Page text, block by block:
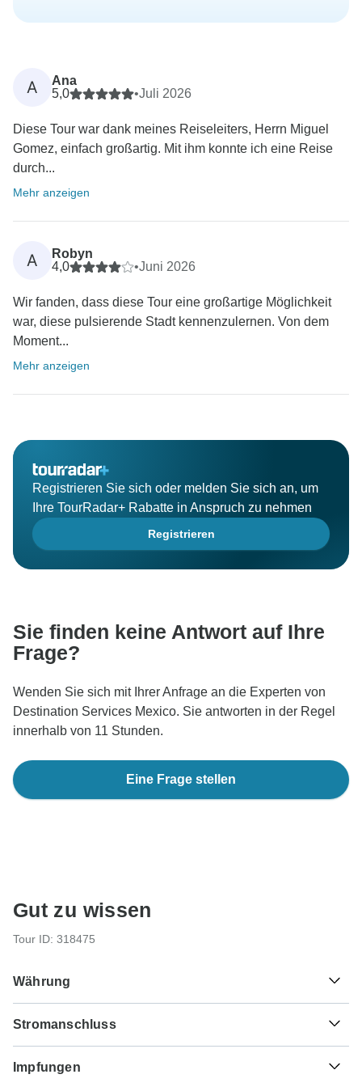
A
Ana
5,0
•Juli 2026
Diese Tour war dank meines Reiseleiters, Herrn Miguel
Gomez, einfach großartig. Mit ihm konnte ich eine Reise
durch...
Mehr anzeigen
A
Robyn
4,0
•Juni 2026
Wir fanden, dass diese Tour eine großartige Möglichkeit
war, diese pulsierende Stadt kennenzulernen. Von dem
Moment...
Mehr anzeigen
Registrieren Sie sich oder melden Sie sich an, um
Ihre TourRadar+ Rabatte in Anspruch zu nehmen
Registrieren
Sie finden keine Antwort auf Ihre
Frage?
Wenden Sie sich mit Ihrer Anfrage an die Experten von
Destination Services Mexico. Sie antworten in der Regel
innerhalb von 11 Stunden.
Eine Frage stellen
Gut zu wissen
Tour ID: 318475
Währung
$ Mexiko
Stromanschluss
benötigen Sie einen Adapter für die Typen A, B.
Impfungen